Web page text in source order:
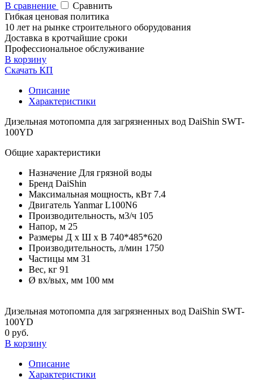
В сравнение
Сравнить
Гибкая ценовая политика
10 лет на рынке строительного оборудования
Доставка в кротчайшие сроки
Профессиональное обслуживание
В корзину
Скачать КП
Описание
Характеристики
Дизельная мотопомпа для загрязненных вод DaiShin SWT-
100YD
Общие характеристики
Назначение Для грязной воды
Бренд DaiShin
Максимальная мощность, кВт 7.4
Двигатель Yanmar L100N6
Производительность, м3/ч 105
Напор, м 25
Размеры Д х Ш х В 740*485*620
Производительность, л/мин 1750
Частицы мм 31
Вес, кг 91
Ø вх/вых, мм 100 мм
Дизельная мотопомпа для загрязненных вод DaiShin SWT-
100YD
0 руб.
В корзину
Описание
Характеристики